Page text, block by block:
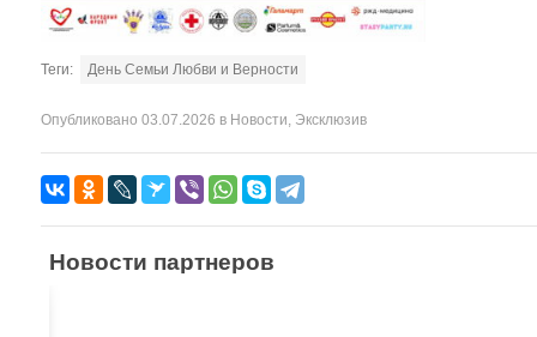
Теги: День Семьи Любви и Верности
Опубликовано 03.07.2026 в Новости Эксклюзив
Новости партнеров